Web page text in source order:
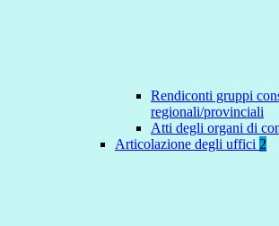
Rendiconti gruppi
regionali/provinciali
Atti degli organi di
Articolazione degli uffici 2